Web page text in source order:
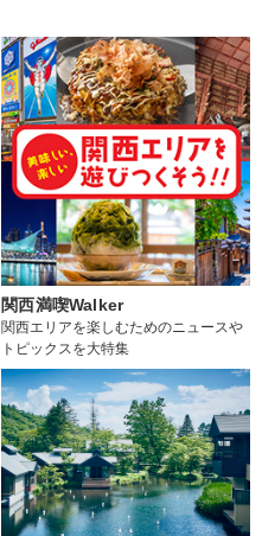
関西満喫Walker
関西エリアを楽しむためのニュースや
トピックスを大特集